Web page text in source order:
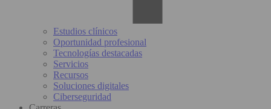
Estudios clínicos
Oportunidad profesional
Tecnologías destacadas
Servicios
Recursos
Soluciones digitales
Ciberseguridad